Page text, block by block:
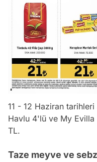
11 - 12 Haziran
Havlu 4'lü ve My
TL.
Taze meyve ve